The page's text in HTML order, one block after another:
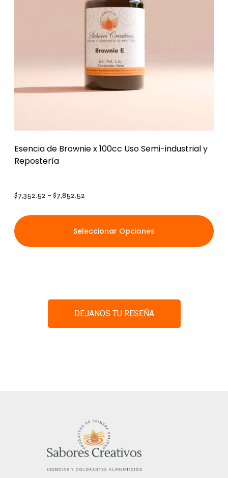
Esencia de Brownie x 100cc Uso Semi-industrial y
Repostería
$7,352.52 – $7,852.52
Seleccionar Opciones
DEJANOS TU RESEÑA